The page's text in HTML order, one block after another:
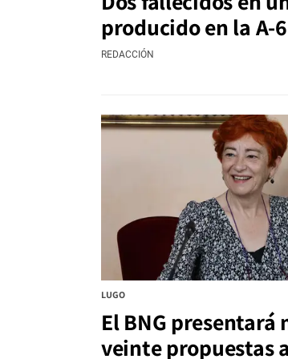
producido en la A-
REDACCIÓN
LUGO
El BNG presentará
veinte propuestas